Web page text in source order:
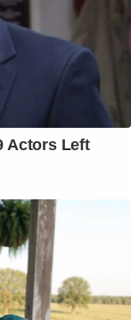
Actors Left